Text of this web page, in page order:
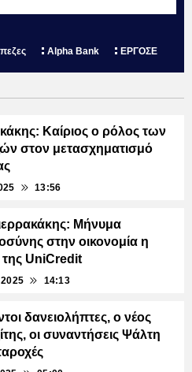
Alpha Bank ΕΡΓΟΣΕ
Καίριος ο ρόλος των
στον μετασχηματισμό
13:56
Μήνυμα
στην οικονομία η
της UniCredit
14:13
δανειολήπτες, ο νέος
οι συναντήσεις Ψάλτη